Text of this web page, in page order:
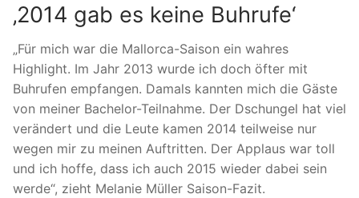
‚2014 gab es keine Buhrufe‘
„Für mich war die Mallorca-Saison ein wahres
Highlight. Im Jahr 2013 wurde ich doch öfter mit
Buhrufen empfangen. Damals kannten mich die Gäste
von meiner Bachelor-Teilnahme. Der Dschungel hat viel
verändert und die Leute kamen 2014 teilweise nur
wegen mir zu meinen Auftritten. Der Applaus war toll
und ich hoffe, dass ich auch 2015 wieder dabei sein
werde“, zieht Melanie Müller Saison-Fazit.